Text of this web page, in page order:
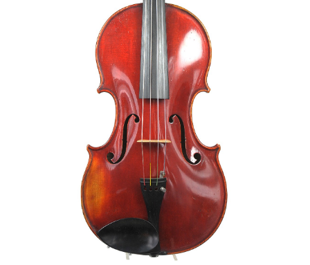
Ordini
Preferiti
Violini bambini
Archetti violino
Archetti violoncello
Accessori
CV Selectio